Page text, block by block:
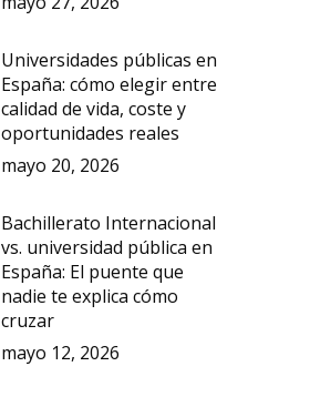
Universidades públicas en
España: cómo elegir entre
calidad de vida, coste y
oportunidades reales
mayo 20, 2026
Bachillerato Internacional
vs. universidad pública en
España: El puente que
nadie te explica cómo
cruzar
mayo 12, 2026